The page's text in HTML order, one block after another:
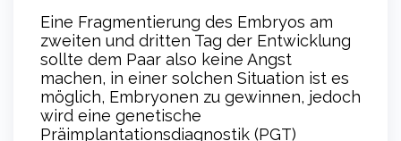
Eine Fragmentierung des Embryos am
zweiten und dritten Tag der Entwicklung
sollte dem Paar also keine Angst
machen, in einer solchen Situation ist es
möglich, Embryonen zu gewinnen, jedoch
wird eine genetische
Präimplantationsdiagnostik (PGT)